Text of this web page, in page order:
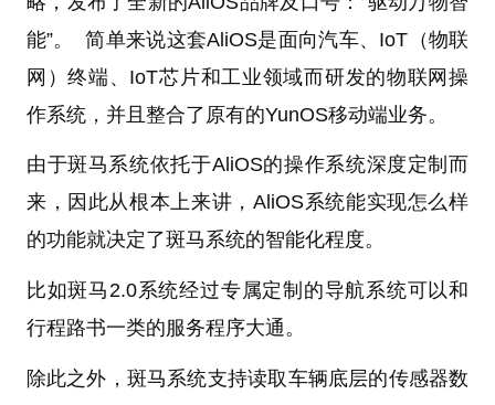
能”。 简单来说这套AliOS是面向汽车、IoT（物联
网）终端、IoT芯片和工业领域而研发的物联网操
作系统，并且整合了原有的YunOS移动端业务。
由于斑马系统依托于AliOS的操作系统深度定制而
来，因此从根本上来讲，AliOS系统能实现怎么样
的功能就决定了斑马系统的智能化程度。
比如斑马2.0系统经过专属定制的导航系统可以和
行程路书一类的服务程序大通。
除此之外，斑马系统支持读取车辆底层的传感器数